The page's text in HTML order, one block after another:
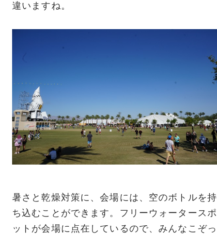
違いますね。
暑さと乾燥対策に、会場には、空のボトルを持
ち込むことができます。フリーウォータースポ
ットが会場に点在しているので、みんなこぞっ